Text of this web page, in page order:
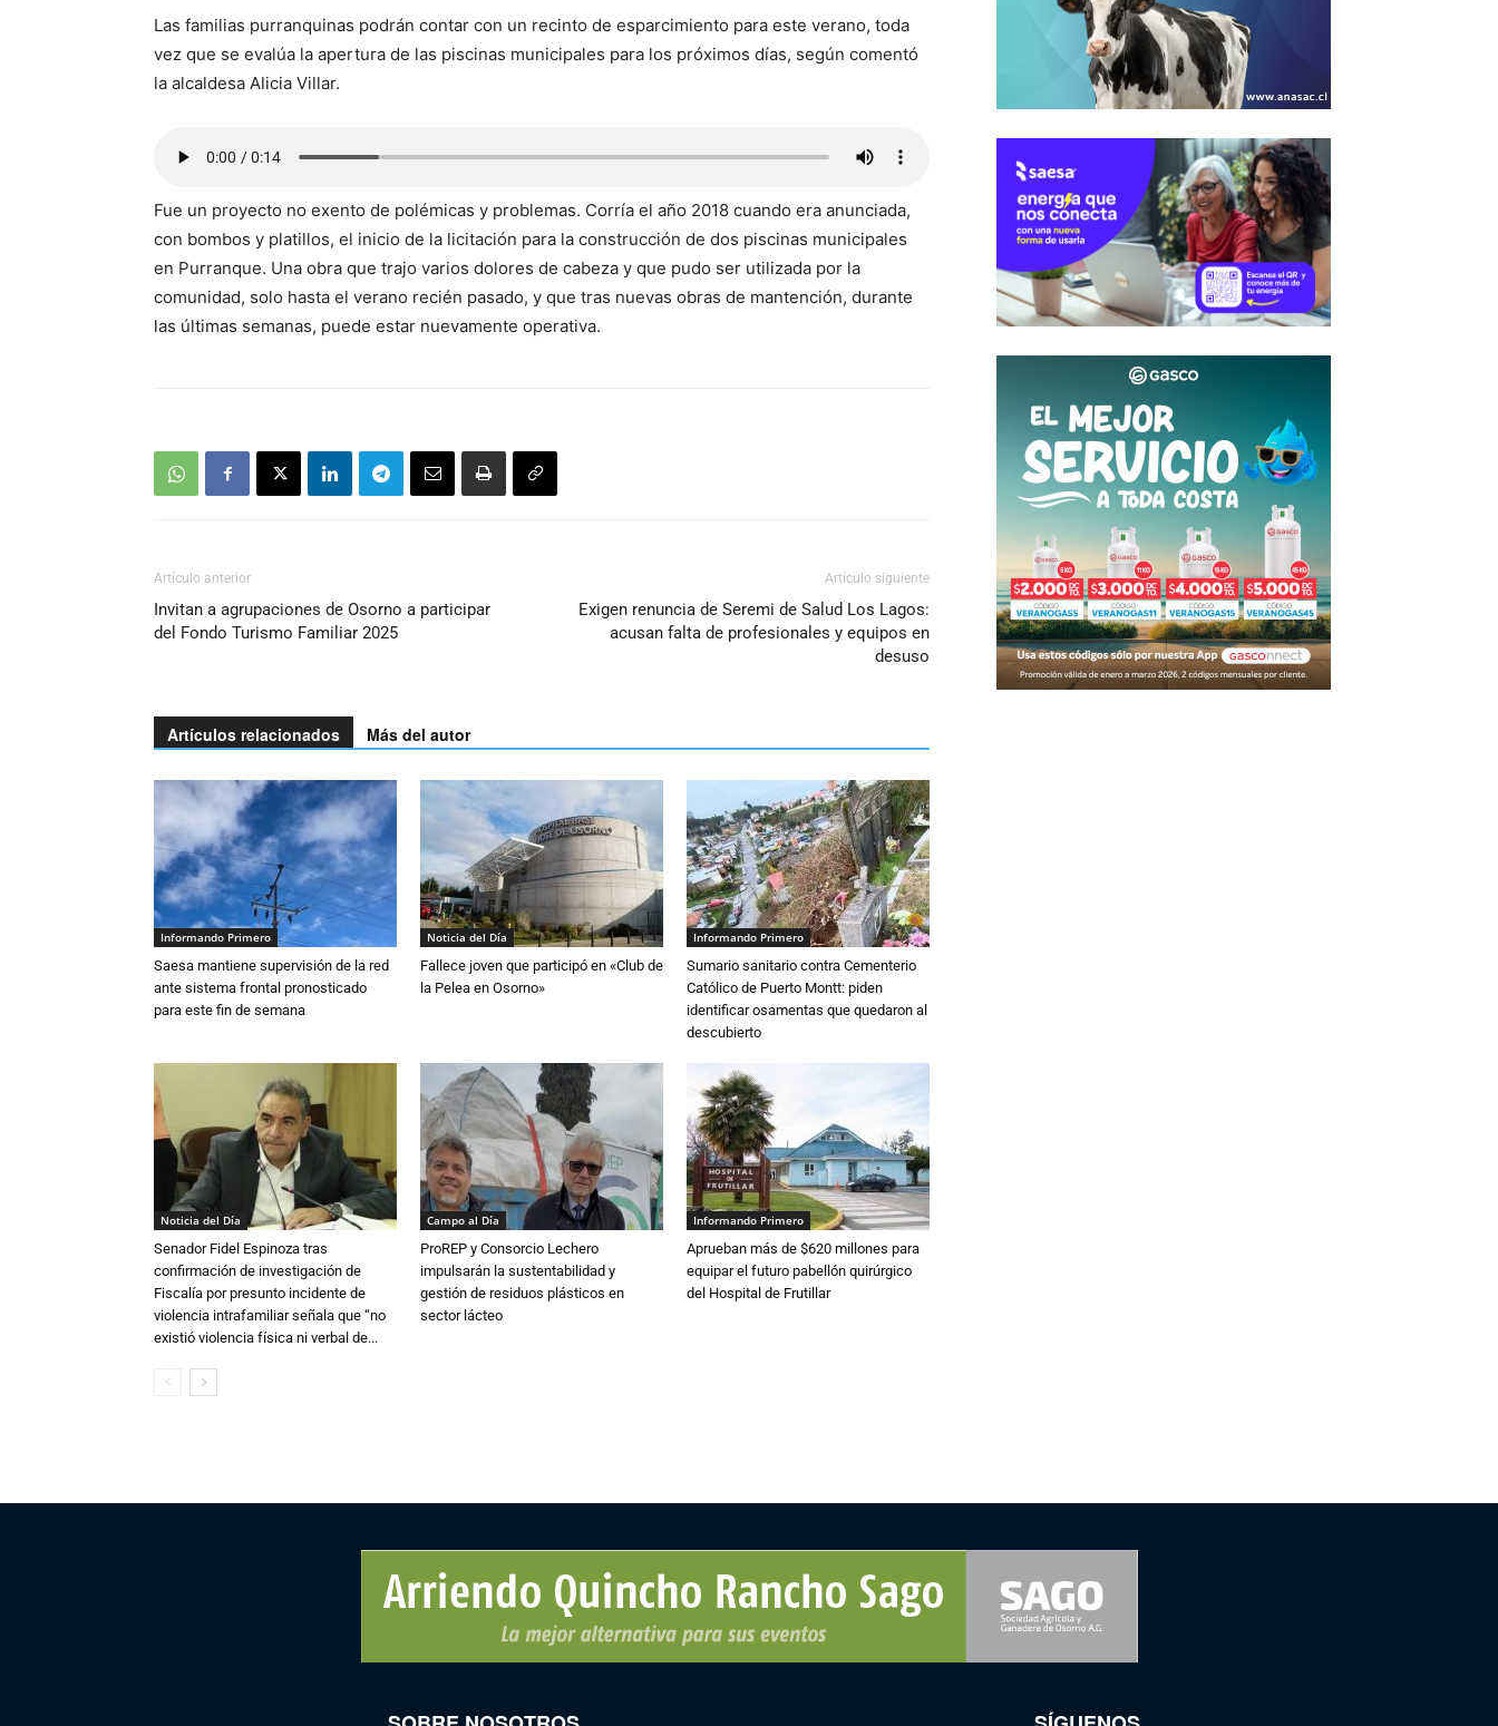
Las familias purranquinas podrán contar con un recinto de esparcimiento para este verano, toda
vez que se evalúa la apertura de las piscinas municipales para los próximos días, según comentó
la alcaldesa Alicia Villar.
Fue un proyecto no exento de polémicas y problemas. Corría el año 2018 cuando era anunciada,
con bombos y platillos, el inicio de la licitación para la construcción de dos piscinas municipales
en Purranque. Una obra que trajo varios dolores de cabeza y que pudo ser utilizada por la
comunidad, solo hasta el verano recién pasado, y que tras nuevas obras de mantención, durante
las últimas semanas, puede estar nuevamente operativa.
Artículo anterior
Invitan a agrupaciones de Osorno a participar
del Fondo Turismo Familiar 2025
Artículo siguiente
Exigen renuncia de Seremi de Salud Los Lagos:
acusan falta de profesionales y equipos en
desuso
Artículos relacionados Más del autor
Informando Primero
Saesa mantiene supervisión de la red
ante sistema frontal pronosticado
para este fin de semana
Noticia del Día
Fallece joven que participó en «Club de
la Pelea en Osorno»
Informando Primero
Sumario sanitario contra Cementerio
Católico de Puerto Montt: piden
identificar osamentas que quedaron al
descubierto
Noticia del Día
Senador Fidel Espinoza tras
confirmación de investigación de
Fiscalía por presunto incidente de
violencia intrafamiliar señala que “no
existió violencia física ni verbal de...
Campo al Día
ProREP y Consorcio Lechero
impulsarán la sustentabilidad y
gestión de residuos plásticos en
sector lácteo
Informando Primero
Aprueban más de $620 millones para
equipar el futuro pabellón quirúrgico
del Hospital de Frutillar